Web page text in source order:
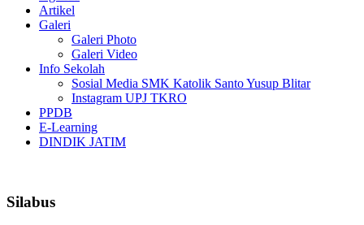
Artikel
Galeri
Galeri Photo
Galeri Video
Info Sekolah
Sosial Media SMK Katolik Santo Yusup Blitar
Instagram UPJ TKRO
PPDB
E-Learning
DINDIK JATIM
Silabus